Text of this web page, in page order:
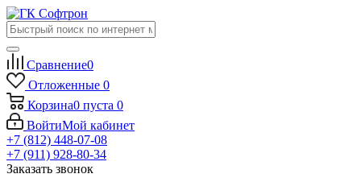
Сравнение0
Отложенные 0
Корзина0 пуста 0
ВойтиМой кабинет
+7 (812) 448-07-08
+7 (911) 928-80-34
Заказать звонок